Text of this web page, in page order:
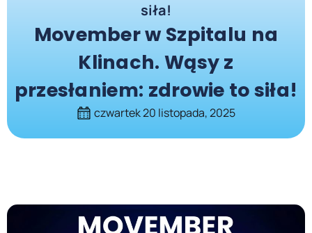
siła!
Movember w Szpitalu na
Klinach. Wąsy z
przesłaniem: zdrowie to siła!
czwartek 20 listopada, 2025